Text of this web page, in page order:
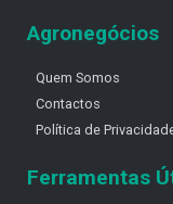
Agronegócios
Quem Somos
Contactos
Política de
Ferramentas